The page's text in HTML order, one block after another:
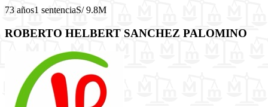
73 años1 sentenciaS/ 9.8M
ROBERTO HELBERT SANCHEZ PALOMINO